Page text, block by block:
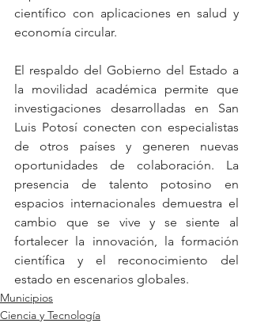
científico con aplicaciones en salud y
economía circular.
El respaldo del Gobierno del Estado a
la movilidad académica permite que
investigaciones desarrolladas en San
Luis Potosí conecten con especialistas
de otros países y generen nuevas
oportunidades de colaboración. La
presencia de talento potosino en
espacios internacionales demuestra el
cambio que se vive y se siente al
fortalecer la innovación, la formación
científica y el reconocimiento del
estado en escenarios globales.
Municipios
Ciencia y Tecnología